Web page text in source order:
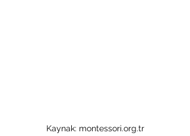
Kaynak: montessori.org.tr